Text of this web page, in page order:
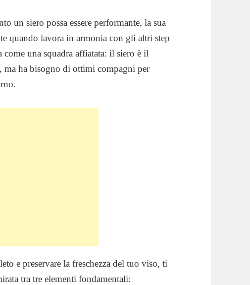
un siero possa essere performante, la sua
quando lavora in armonia con gli altri step
una squadra affiatata: il siero è il
ma ha bisogno di ottimi compagni per
e preservare la freschezza del tuo viso, ti
tra tre elementi fondamentali: